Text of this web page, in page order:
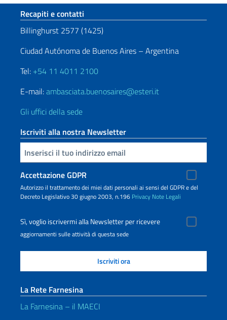
Sezione footer
Recapiti e contatti
Billinghurst 2577 (1425)
Ciudad Autónoma de Buenos Aires – Argentina
Tel: +54 11 4011 2100
E-mail:ambasciata.buenosaires@esteri.it
Gli uffici della sede
Iscriviti alla nostra Newsletter
Inserisci la tua email
Accettazione GDPR
Autorizzo il trattamento dei miei dati personali ai sensi del GDPR e del
Decreto Legislativo 30 giugno 2003, n.196 Privacy Note Legali
Sì, voglio iscrivermi alla Newsletter per ricevere
aggiornamenti sulle attività di questa sede
La Rete Farnesina
La Farnesina – il MAECI